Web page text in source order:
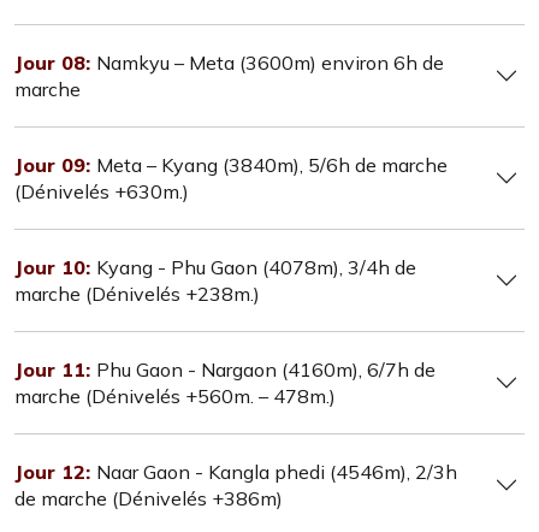
Jour 08: Namkyu – Meta (3600m) environ 6h de
marche
Jour 09: Meta – Kyang (3840m), 5/6h de marche
(Dénivelés +630m.)
Jour 10: Kyang - Phu Gaon (4078m), 3/4h de
marche (Dénivelés +238m.)
Jour 11: Phu Gaon - Nargaon (4160m), 6/7h de
marche (Dénivelés +560m. – 478m.)
Jour 12: Naar Gaon - Kangla phedi (4546m), 2/3h
de marche (Dénivelés +386m)